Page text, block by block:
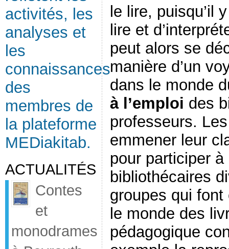
activités, les
analyses et
les
connaissances
des
membres de
la plateforme
MEDiakitab.
ACTUALITÉS
Contes
et
monodrames
le lire, puisqu’il
lire et
peut alors se
manière d’un
dans le monde
à l’emploi des
professeurs.
emmener leur
pour participer
bibliothécaires
groupes qui
le monde des
pédagogique